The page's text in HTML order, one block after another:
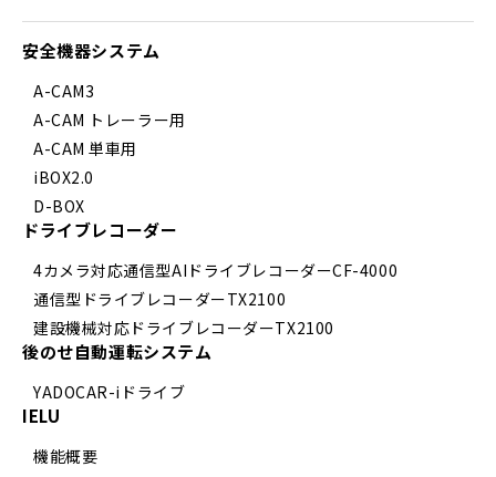
安全機器システム
A-CAM3
A-CAM トレーラー用
A-CAM 単車用
iBOX2.0
D-BOX
ドライブレコーダー
4カメラ対応通信型AIドライブレコーダーCF-4000
通信型ドライブレコーダーTX2100
建設機械対応ドライブレコーダーTX2100
後のせ自動運転システム
YADOCAR-iドライブ
IELU
機能概要